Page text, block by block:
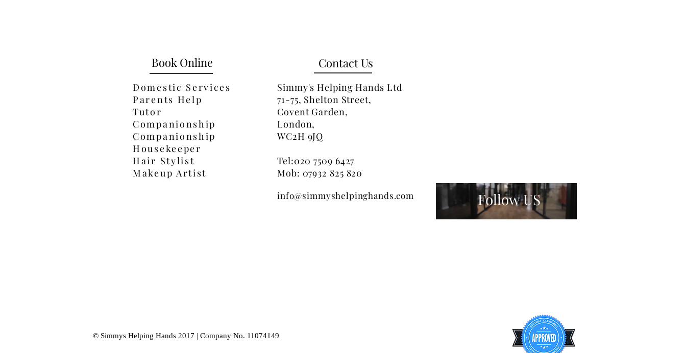
Book Online
Domestic Services
Parents Help
Tutor
Companionship
Companionship
Housekeeper
Hair Stylist
Makeup Artist
Simmy's Helping Hands Ltd
71-75, Shelton Street,
Covent Garden,
London,
WC2H 9JQ
Tel:020 7509 6427
Mob: 07932 825 820
info@simmyshelpinghands.com
Contact Us
Follow US
© Simmys Helping Hands 2017 | Company No. 11074149